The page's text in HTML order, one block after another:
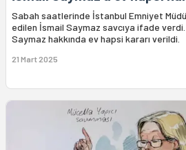
Sabah saatlerinde İstanbul Emniyet
edilen İsmail Saymaz savcıya ifade
Saymaz hakkında ev hapsi kararı verildi.
21 Mart 2025